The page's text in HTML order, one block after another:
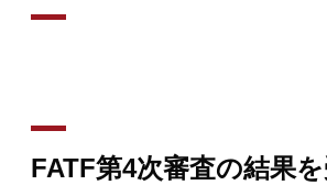
FATF第4次審査の結果